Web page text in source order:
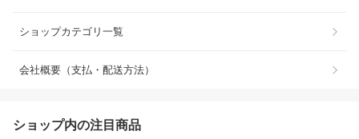
ショップカテゴリ一覧
会社概要（支払・配送方法）
ショップ内の注目商品